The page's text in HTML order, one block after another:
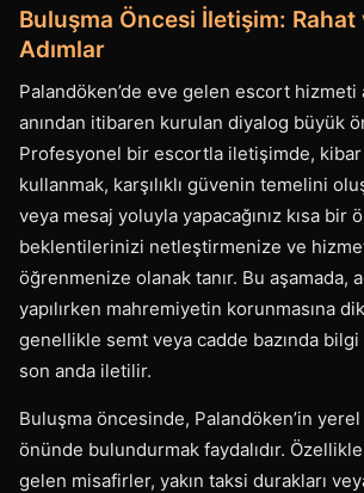
Buluşma Öncesi İletişim: Rahat
Adımlar
Palandöken’de eve gelen escort hizmeti
anından itibaren kurulan diyalog büyük
Profesyonel bir escortla iletişimde, kibar
kullanmak, karşılıklı güvenin temelini
veya mesaj yoluyla yapacağınız kısa bir
beklentilerinizi netleştirmenize ve
öğrenmenize olanak tanır. Bu aşamada,
yapılırken mahremiyetin korunmasına
genellikle semt veya cadde bazında
son anda iletilir.
Buluşma öncesinde, Palandöken’in yerel
önünde bulundurmak faydalıdır.
gelen misafirler, yakın taksi durakları